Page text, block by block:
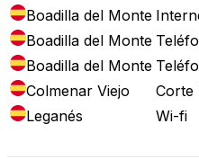
Boadilla del Monte
Boadilla del Monte
Boadilla del Monte
Colmenar Viejo
Corte
Leganés
Wi-fi